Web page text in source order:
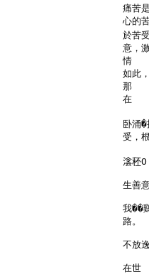
痛苦
心的
於苦
意，激
情
如此
那
在
卧涌
受，根
𣸮秠
生善
我��
路。
不放逸
在世